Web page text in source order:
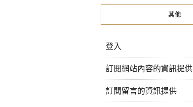
其他
登入
訂閱網站內容的資訊提供
訂閱留言的資訊提供